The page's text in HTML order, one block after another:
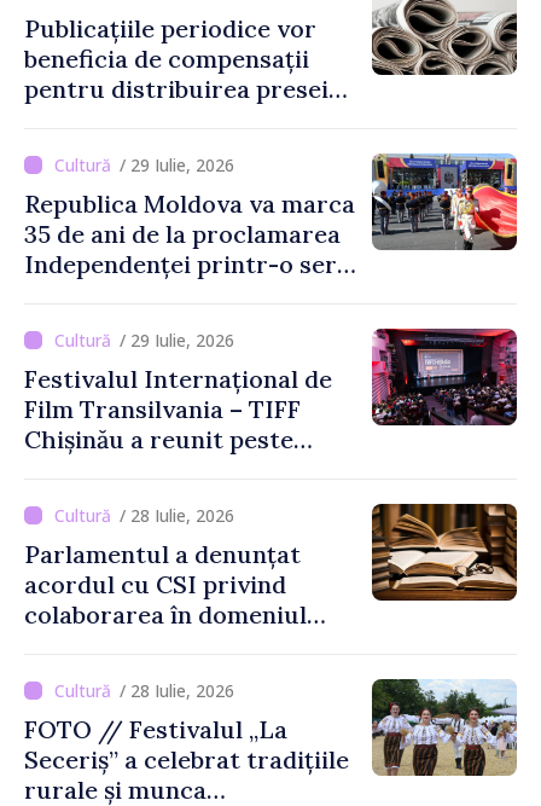
Publicațiile periodice vor
beneficia de compensații
pentru distribuirea presei
/ 29 Iulie, 2026
Republica Moldova va marca
35 de ani de la proclamarea
Independenței printr-o serie
/ 29 Iulie, 2026
Festivalul Internațional de
Film Transilvania – TIFF
Chișinău a reunit peste
de-a șasea ediție
/ 28 Iulie, 2026
Parlamentul a denunțat
acordul cu CSI privind
colaborarea în domeniul
/ 28 Iulie, 2026
FOTO // Festivalul „La
Seceriș” a celebrat tradițiile
rurale și munca